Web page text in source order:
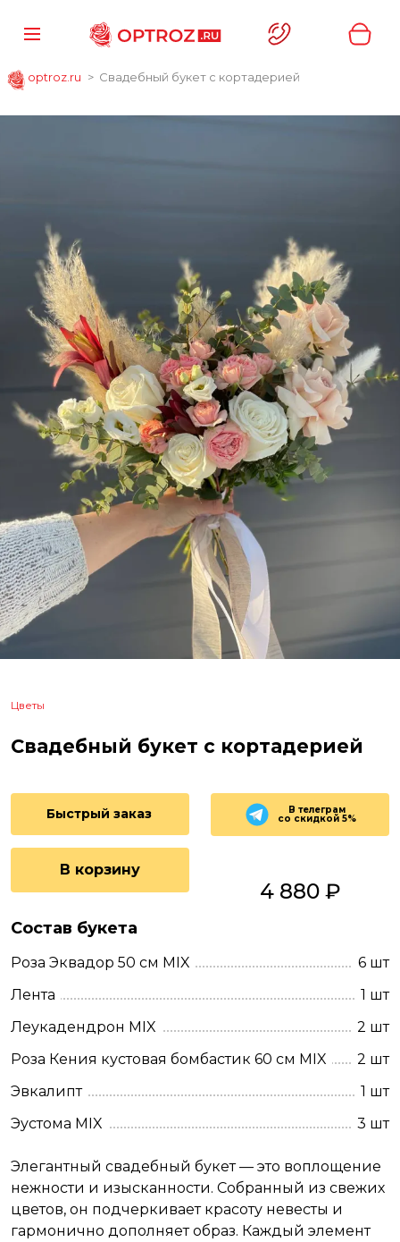
optroz.ru Свадебный букет с кортадерией
Цветы
Свадебный букет с кортадерией
Быстрый заказ В телеграм
со скидкой 5%
В корзину
4 880 ₽
Состав букета
Роза Эквадор 50 см MIX
6 шт
Лента
1 шт
Леукадендрон MIX
2 шт
Роза Кения кустовая бомбастик 60 см MIX
2 шт
Эвкалипт
1 шт
Эустома MIX
3 шт
Элегантный свадебный букет — это воплощение
нежности и изысканности. Собранный из свежих
цветов, он подчеркивает красоту невесты и
гармонично дополняет образ. Каждый элемент